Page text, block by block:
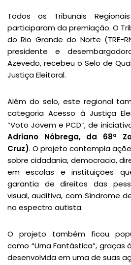
Todos os Tribunais
participaram da premiação. O
do Rio Grande do Norte (TRE-
presidente e
Azevedo, recebeu o Selo de
Justiça Eleitoral.
Além do selo, este regional
categoria Acesso à Justiça
“Voto Jovem e PCD”, de
Adriano Nóbrega, da 68ª
Cruz). O projeto contempla
sobre cidadania, democracia,
em escolas e instituições
garantia de direitos das
visual, auditiva, com Síndrome
no espectro autista.
O projeto também ficou
como “Urna Fantástica”, graças
desenvolvida em uma de suas